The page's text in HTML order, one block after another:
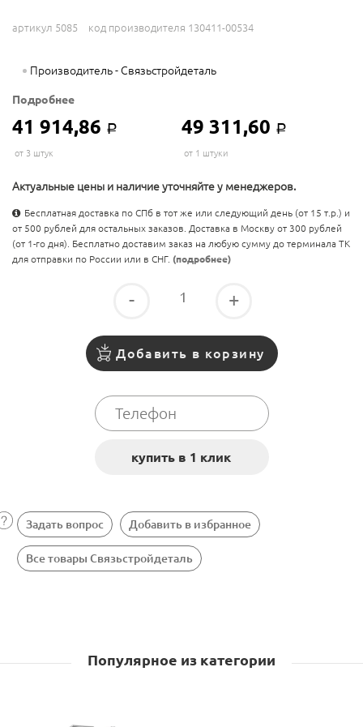
артикул 5085 код производителя 130411-00534
Производитель - Связьстройдеталь
Подробнее
41 914,86 Р 49 311,60 Р
от 3 штук от 1 штуки
Актуальные цены и наличие уточняйте у менеджеров.
Бесплатная доставка по СПб в тот же или следующий день (от 15 т.р.) и
от 500 рублей для остальных заказов. Доставка в Москву от 300 рублей
(от 1-го дня). Бесплатно доставим заказ на любую сумму до терминала ТК
для отправки по России или в СНГ. (подробнее)
- +
Добавить в корзину
Задать вопрос Добавить в избранное
Все товары Связьстройдеталь
Популярное из категории